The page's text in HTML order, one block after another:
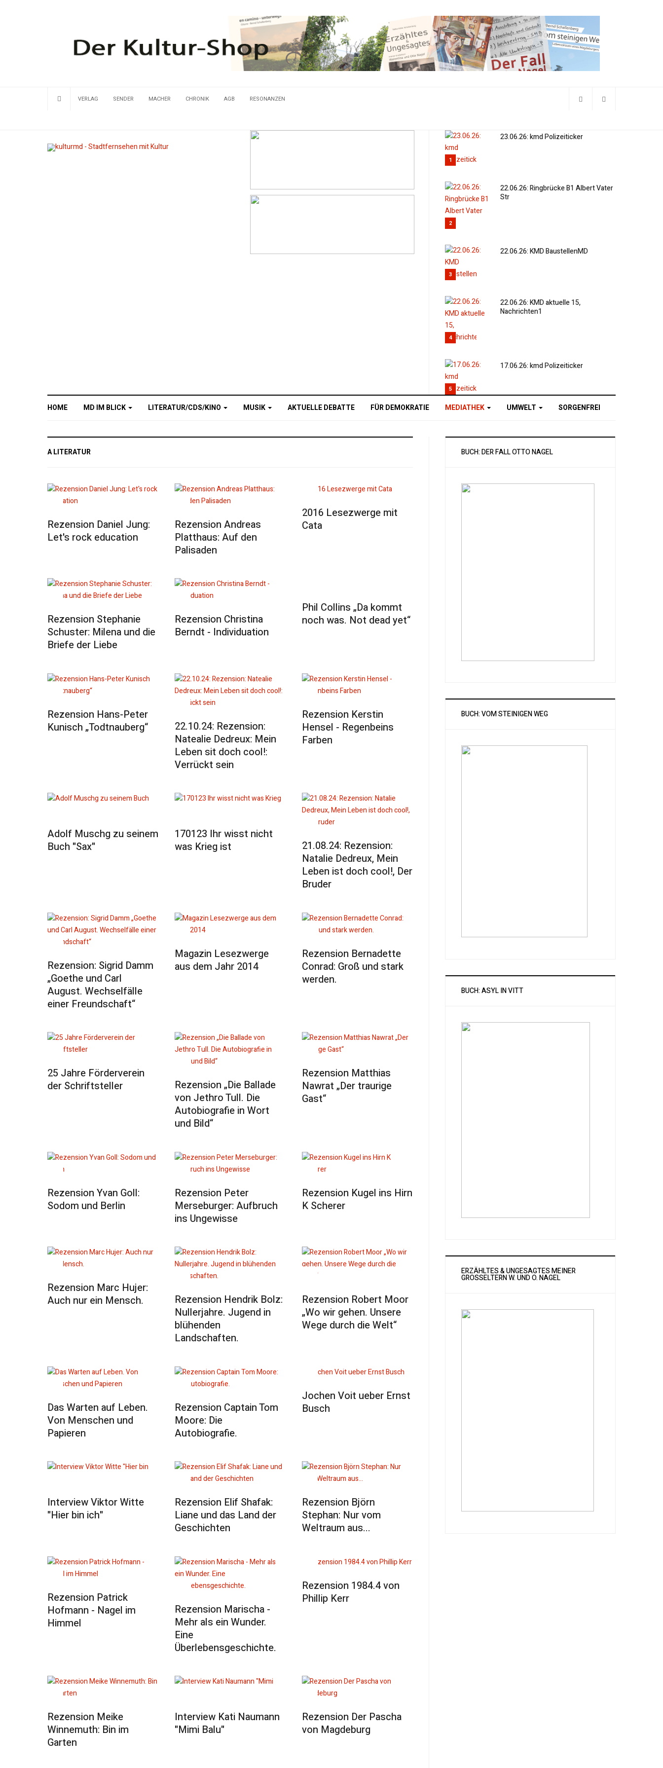
VERLAG SENDER MACHER CHRONIK AGB RESONANZEN
1
23.06.26: kmd Polizeiticker
2
22.06.26: Ringbrücke B1 Albert Vater
Str
3
22.06.26: KMD BaustellenMD
4
22.06.26: KMD aktuelle 15,
Nachrichten1
5
17.06.26: kmd Polizeiticker
HOME MD IM BLICK LITERATUR/CDS/KINO MUSIK AKTUELLE DEBATTE FÜR DEMOKRATIE MEDIATHEK UMWELT SORGENFREI
A LITERATUR
Rezension Daniel Jung:
Let's rock education
Rezension Andreas
Platthaus: Auf den
Palisaden
2016 Lesezwerge mit
Cata
Rezension Stephanie
Schuster: Milena und die
Briefe der Liebe
Rezension Christina
Berndt - Individuation
Phil Collins „Da kommt
noch was. Not dead yet“
Rezension Hans-Peter
Kunisch „Todtnauberg“
22.10.24: Rezension:
Natealie Dedreux: Mein
Leben sit doch cool!:
Verrückt sein
Rezension Kerstin
Hensel - Regenbeins
Farben
Adolf Muschg zu seinem
Buch "Sax"
170123 Ihr wisst nicht
was Krieg ist
21.08.24: Rezension:
Natalie Dedreux, Mein
Leben ist doch cool!, Der
Bruder
Rezension: Sigrid Damm
„Goethe und Carl
August. Wechselfälle
einer Freundschaft“
Magazin Lesezwerge
aus dem Jahr 2014
Rezension Bernadette
Conrad: Groß und stark
werden.
25 Jahre Förderverein
der Schriftsteller
Rezension „Die Ballade
von Jethro Tull. Die
Autobiografie in Wort
und Bild“
Rezension Matthias
Nawrat „Der traurige
Gast“
Rezension Yvan Goll:
Sodom und Berlin
Rezension Peter
Merseburger: Aufbruch
ins Ungewisse
Rezension Kugel ins Hirn
K Scherer
Rezension Marc Hujer:
Auch nur ein Mensch.
Rezension Hendrik Bolz:
Nullerjahre. Jugend in
blühenden
Landschaften.
Rezension Robert Moor
„Wo wir gehen. Unsere
Wege durch die Welt“
Das Warten auf Leben.
Von Menschen und
Papieren
Rezension Captain Tom
Moore: Die
Autobiografie.
Jochen Voit ueber Ernst
Busch
Interview Viktor Witte
"Hier bin ich"
Rezension Elif Shafak:
Liane und das Land der
Geschichten
Rezension Björn
Stephan: Nur vom
Weltraum aus...
Rezension Patrick
Hofmann - Nagel im
Himmel
Rezension Marischa -
Mehr als ein Wunder.
Eine
Überlebensgeschichte.
Rezension 1984.4 von
Phillip Kerr
Rezension Meike
Winnemuth: Bin im
Garten
Interview Kati Naumann
"Mimi Balu"
Rezension Der Pascha
von Magdeburg
BUCH: DER FALL OTTO NAGEL
BUCH: VOM STEINIGEN WEG
BUCH: ASYL IN VITT
ERZÄHLTES & UNGESAGTES MEINER
GROSSELTERN W. UND O. NAGEL